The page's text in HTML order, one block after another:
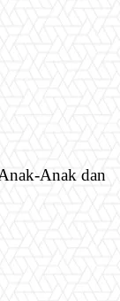
Anak dan